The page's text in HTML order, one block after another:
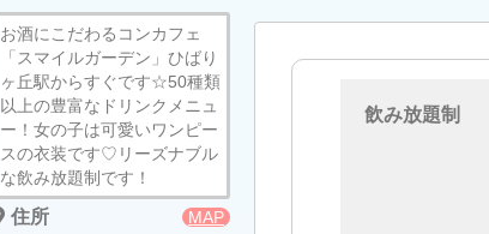
お酒にこだわるコンカフェ
「スマイルガーデン」ひばり
ヶ丘駅からすぐです☆50種類
以上の豊富なドリンクメニュ
ー！女の子は可愛いワンピー
スの衣装です♡リーズナブル
な飲み放題制です！
住所 MAP
飲み放題制